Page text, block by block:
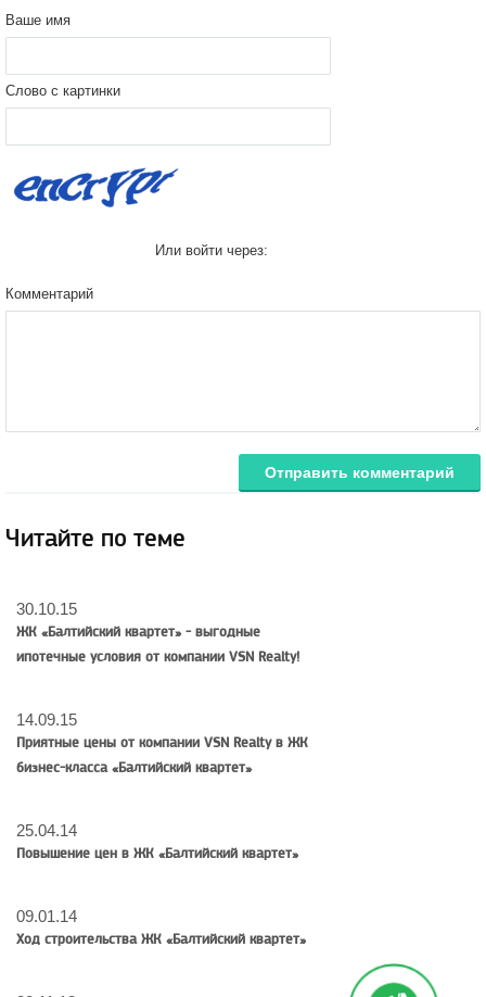
Ваше имя
Слово с картинки
Или войти через:
Комментарий
Отправить комментарий
Читайте по теме
30.10.15
ЖК «Балтийский квартет» - выгодные
ипотечные условия от компании VSN Realty!
14.09.15
Приятные цены от компании VSN Realty в ЖК
бизнес-класса «Балтийский квартет»
25.04.14
Повышение цен в ЖК «Балтийский квартет»
09.01.14
Ход строительства ЖК «Балтийский квартет»